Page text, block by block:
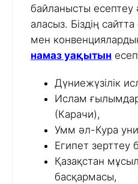
байланысты есептеу
аласыз. Біздің
мен
намаз уақытын
Дүниежүзілік
Ислам
(Карачи),
Умм әл-Кура
Египет зерттеу
Қазақстан
басқармасы,